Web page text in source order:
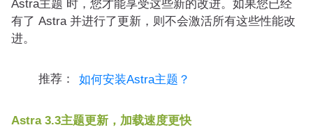
Astra主题 时，您才能享受这些新的改进。如果您已经
有了 Astra 并进行了更新，则不会激活所有这些性能改
进。
推荐： 如何安装Astra主题？
Astra 3.3主题更新，加载速度更快